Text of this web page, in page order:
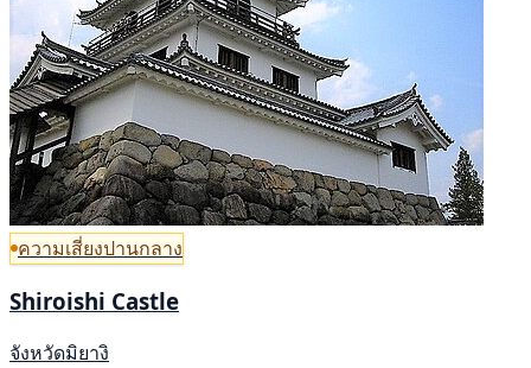
ความเสี่ยงปานกลาง
Shiroishi Castle
จังหวัดมิยางิ